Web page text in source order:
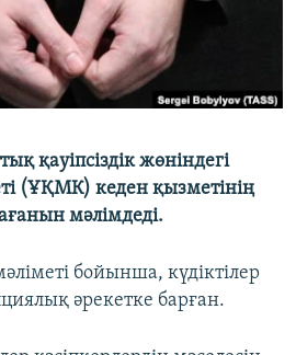
қауіпсіздік жөніндегі
(ҰҚМК) кеден қызметінің
мәлімдеді.
бойынша, күдіктілер
әрекетке барған.